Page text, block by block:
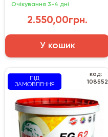
Очікування 3-4 дні
2.550,00грн.
У кошик
ПІД
ЗАМОВЛЕННЯ
код:
108552